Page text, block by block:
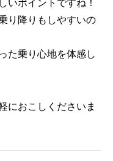
り降りもしやすいの
た乗り心地を体感し
におこしくださいま